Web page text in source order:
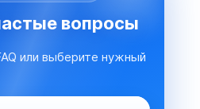
вопросы
или выберите нужный